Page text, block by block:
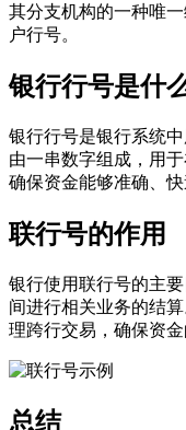
其分支机构的一种唯
户行号。
银行行号是什
银行行号是银行系统
由一串数字组成，用
确保资金能够准确、
联行号的作用
银行使用联行号的主
间进行相关业务的结
理跨行交易，确保资金
总结